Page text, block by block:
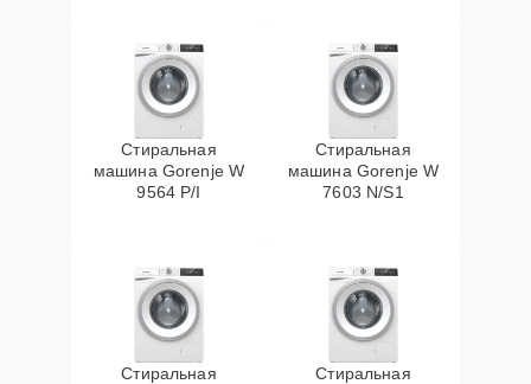
Стиральная
машина Gorenje W
9564 P/I
Стиральная
машина Gorenje W
7603 N/S1
Стиральная
Стиральная